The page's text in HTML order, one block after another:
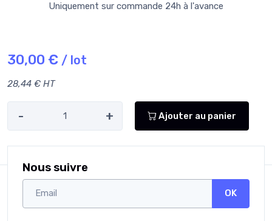
Uniquement sur commande 24h à l'avance
30,00 € / lot
28,44 € HT
- + Ajouter au panier
Nous suivre
OK